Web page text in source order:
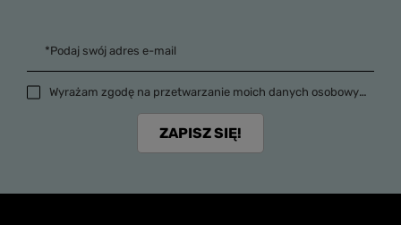
*Podaj swój adres e-mail
Wyrażam zgodę na przetwarzanie moich danych osobowych (adres e-mail) na potrzeby wysyłki newslettera z informacją handlową (marketing). Więcej w
ZAPISZ SIĘ!